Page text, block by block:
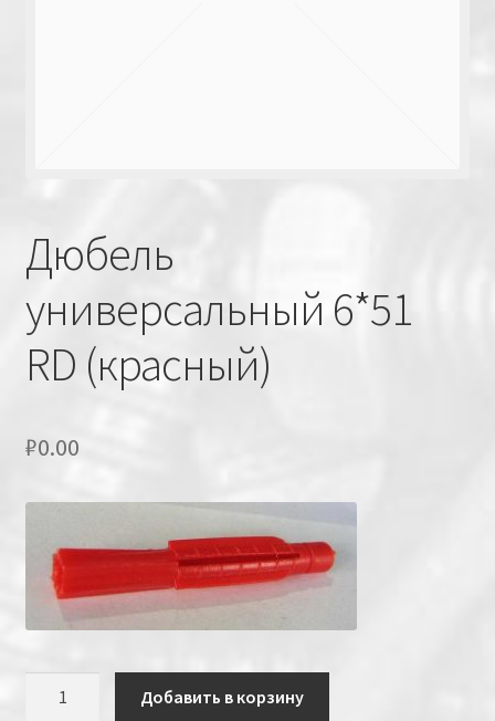
Дюбель
универсальный 6*51
RD (красный)
₽0.00
Добавить в корзину